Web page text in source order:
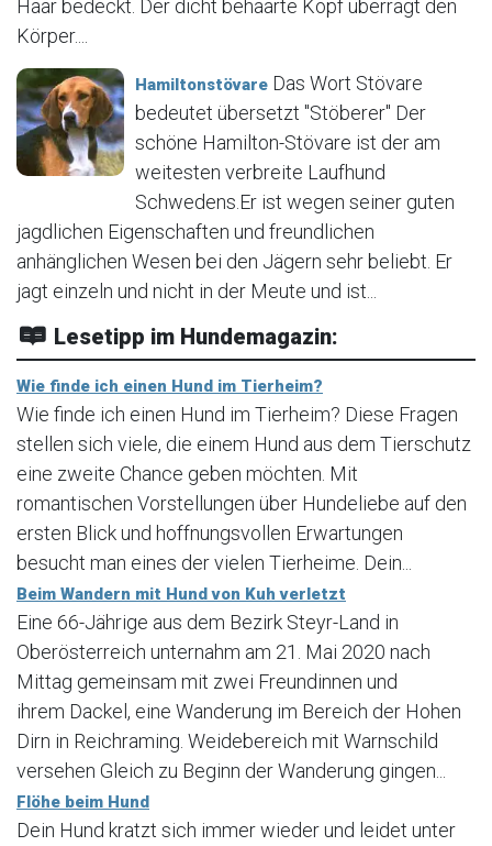
Haar bedeckt. Der dicht behaarte Kopf überragt den
Körper....
Hamiltonstövare Das Wort Stövare
bedeutet übersetzt "Stöberer" Der
schöne Hamilton-Stövare ist der am
weitesten verbreite Laufhund
Schwedens.Er ist wegen seiner guten
jagdlichen Eigenschaften und freundlichen
anhänglichen Wesen bei den Jägern sehr beliebt. Er
jagt einzeln und nicht in der Meute und ist...
Lesetipp im Hundemagazin:
Wie finde ich einen Hund im Tierheim?
Wie finde ich einen Hund im Tierheim? Diese Fragen
stellen sich viele, die einem Hund aus dem Tierschutz
eine zweite Chance geben möchten. Mit
romantischen Vorstellungen über Hundeliebe auf den
ersten Blick und hoffnungsvollen Erwartungen
besucht man eines der vielen Tierheime. Dein...
Beim Wandern mit Hund von Kuh verletzt
Eine 66-Jährige aus dem Bezirk Steyr-Land in
Oberösterreich unternahm am 21. Mai 2020 nach
Mittag gemeinsam mit zwei Freundinnen und
ihrem Dackel, eine Wanderung im Bereich der Hohen
Dirn in Reichraming. Weidebereich mit Warnschild
versehen Gleich zu Beginn der Wanderung gingen...
Flöhe beim Hund
Dein Hund kratzt sich immer wieder und leidet unter